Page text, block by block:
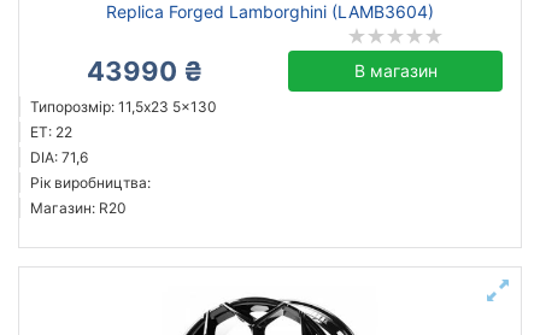
Replica Forged Lamborghini (LAMB3604)
43990 ₴ В магазин
Типорозмір: 11,5x23 5x130
ET: 22
DIA: 71,6
Рік виробництва:
Магазин: R20